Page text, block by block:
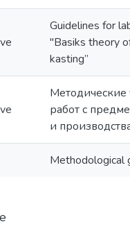
Guidelines for
"Basiks theory
kasting”
Методические
работ с
и
Methodological